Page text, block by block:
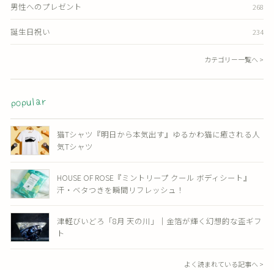
男性へのプレゼント 268
誕生日祝い 234
カテゴリー一覧へ >
popular
猫Tシャツ『明日から本気出す』ゆるかわ猫に癒される人
気Tシャツ
HOUSE OF ROSE『ミントリープ クール ボディシート』
汗・ベタつきを瞬間リフレッシュ！
津軽びいどろ「8月 天の川」｜金箔が輝く幻想的な盃ギフ
ト
よく読まれている記事へ >